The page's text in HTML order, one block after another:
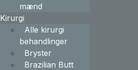
mænd
Kirurgi
Alle kirurgi
behandlinger
Bryster
Brazilian Butt